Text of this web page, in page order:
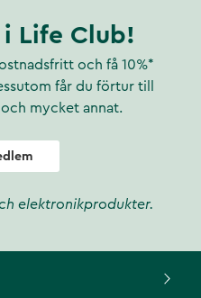
Life Club!
och få 10%*
får du förtur till
mycket annat.
elektronikprodukter.